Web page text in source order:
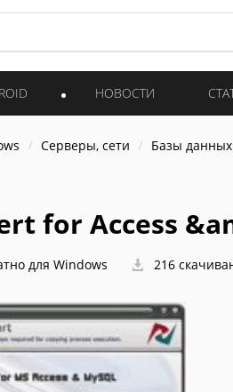
НОВОСТИ
Серверы, сети Базы данных
for Access
для Windows 216